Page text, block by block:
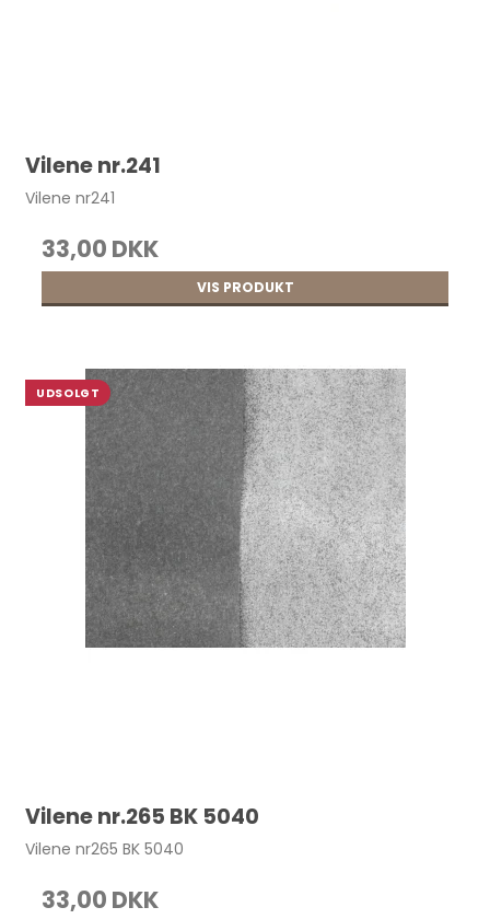
Postskrue 5x9 mm. Nikkel pr. stk.
4,00 DKK
Sadelmagernåle uden spids str. 4 25 stk.
Vilene nr.241
Vilene nr241
33,00 DKK
VIS PRODUKT
UDSOLGT
Vilene nr.265 BK 5040
Vilene nr265 BK 5040
33,00 DKK